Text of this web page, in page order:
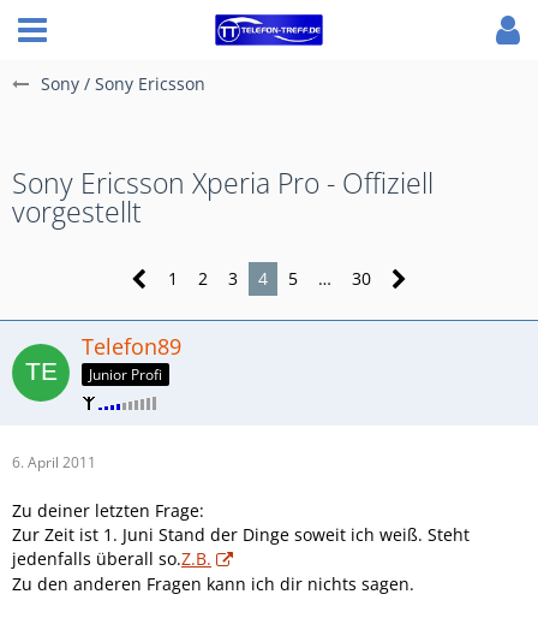
Sony / Sony Ericsson
Sony Ericsson Xperia Pro - Offiziell
vorgestellt
1 2 3 4 5 … 30
Telefon89
Junior Profi
6. April 2011
Zu deiner letzten Frage:
Zur Zeit ist 1. Juni Stand der Dinge soweit ich weiß. Steht
jedenfalls überall so.Z.B.
Zu den anderen Fragen kann ich dir nichts sagen.